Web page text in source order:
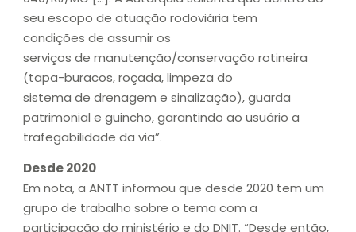
seu escopo de atuação rodoviária tem
condições de assumir os
serviços de manutenção/conservação rotineira
(tapa-buracos, roçada, limpeza do
sistema de drenagem e sinalização), guarda
patrimonial e guincho, garantindo ao usuário a
trafegabilidade da via”.
Desde 2020
Em nota, a ANTT informou que desde 2020 tem um
grupo de trabalho sobre o tema com a
participação do ministério e do DNIT. “Desde então,